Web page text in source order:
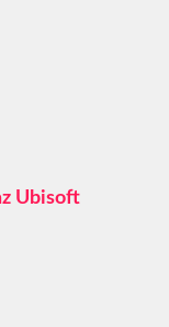
Ubisoft